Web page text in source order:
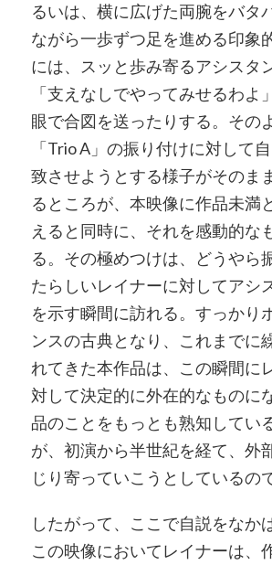
るいは、横に広げた両腕をバタ
ながら一歩ずつ足を進める印象
には、スッと歩み寄るアシスタ
「支えなしでやってみせるわよ
眼で合図を送ったりする。その
「Trio A」の振り付けに対して
致させようとする様子がそのま
るところが、本映像に作品未満
えると同時に、それを感動的な
る。その極めつけは、どうやら
たらしいレイナーに対してアシ
を示す瞬間に訪れる。すっかり
ンスの古典となり、これまでに
れてきた本作品は、この瞬間に
対して決定的に外在的なものに
品のことをもっとも熟知してい
が、初演から半世紀を経て、外
じり寄っていこうとしているの
したがって、ここで自説をなか
この映像においてレイナーは、